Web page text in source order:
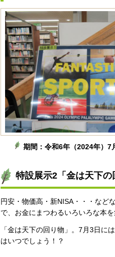
期間：令和6年（2024年）7
特設展示2「金は天下の
円安・物価高・新NISA・・・など
で、お金にまつわるいろいろな本を
「金は天下の回り物」。7月3日に
はいつでしょう！？